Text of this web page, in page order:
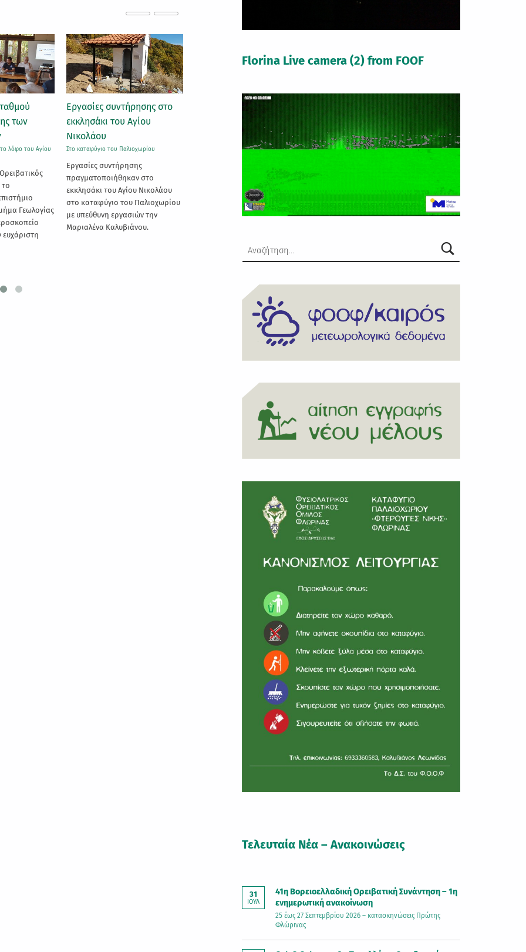
στο
στο
Νικολάου
Παλιοχωρίου
την
24η Παμφλωρινιώτικη
Ορειβατική Συνάντηση
Στο καταφύγιο του Οροπεδίου
πραγματοποιήθηκε η 24η
Παμφλωρινιώτικη Ορειβατική
Συνάντηση με οικοδεσπότες των
έτερο ορειβατικό σύλλογο ΣΕΟΦ.
Από το ΦΟΟΦRead more
Ημέρα της φύσης
Ορειβατική εκδρομή και ξενάγηση στην
Ημέρα της φύσης σήμερα στην
Δ.Σ. του ΦΟΟΦ και την εξαιρετική
ξενάγηση του Φορεα
Read more
παρακολούθησης των
κατολισθήσεων
Στο χώρο του ΦΟΟΦ, στο λόφο του Αγίου
Αριστοτέλειο Πανεπιστήμιο
Θεσσαλονίκης – Τμήμα Γεωλογίας
Florina Live camera (2) from FOOF
Τελευταία Νέα – Ανακοινώσεις
31
ΙΟΎΛ
41η Βορειοελλαδική Ορειβατική Συνάντηση – 1η
ενημερωτική ανακοίνωση
25 έως 27 Σεπτεμβρίου 2026 – κατασκηνώσεις Πρώτης
Φλώρινας